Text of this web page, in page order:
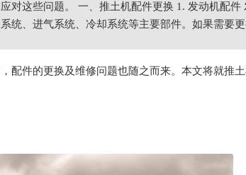
对这些问题。 一、推土机配件更换 1. 发动机配
统、进气系统、冷却系统等主要部件。如果需要
件的更换及维修问题也随之而来。本文将就推